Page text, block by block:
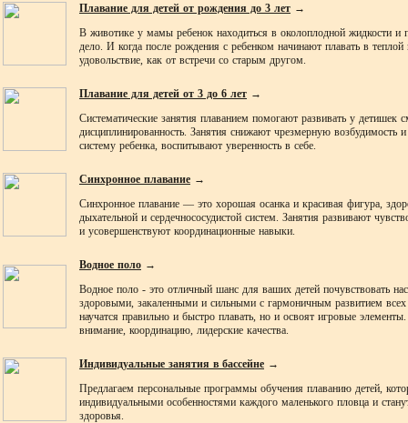
Плавание для детей от рождения до 3 лет →
В животике у мамы ребенок находиться в околоплодной жидкости и
дело. И когда после рождения с ребенком начинают плавать в
удовольствие, как от встречи со старым другом.
Плавание для детей от 3 до 6 лет →
Систематические занятия плаванием помогают развивать у детишек
дисциплинированность. Занятия снижают чрезмерную возбудимость
систему ребенка, воспитывают уверенность в себе.
Синхронное плавание →
Синхронное плавание — это хорошая осанка и красивая фигура,
дыхательной и сердечнососудистой систем. Занятия развивают
и усовершенствуют координационные навыки.
Водное поло →
Водное поло - это отличный шанс для ваших детей почувствовать
здоровыми, закаленными и сильными с гармоничным развитием
научатся правильно и быстро плавать, но и освоят игровые
внимание, координацию, лидерские качества.
Индивидуальные занятия в бассейне →
Предлагаем персональные программы обучения плаванию детей,
индивидуальными особенностями каждого маленького пловца и
здоровья.